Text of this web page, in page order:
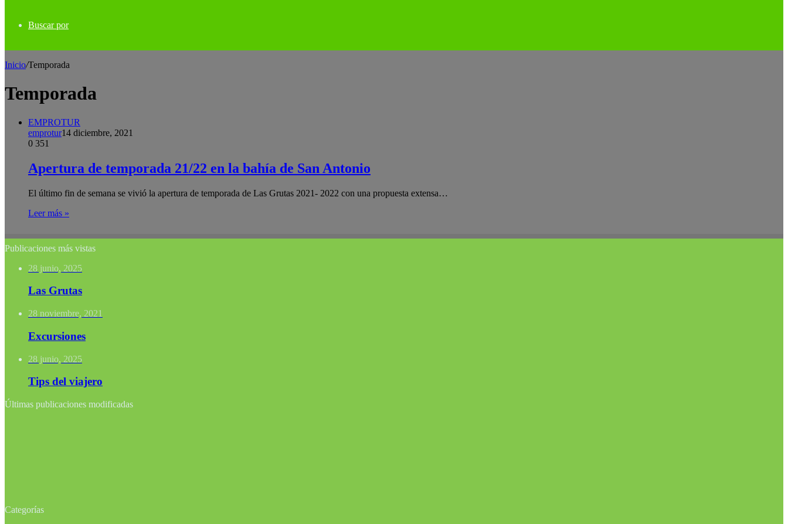
Buscar por
Inicio/Temporada
Temporada
EMPROTUR
emprotur14 diciembre, 2021
0 351
Apertura de temporada 21/22 en la bahía de San Antonio
El último fin de semana se vivió la apertura de temporada de Las Grutas 2021- 2022 con una propuesta extensa…
Leer más »
Publicaciones más vistas
28 junio, 2025
Las Grutas
28 noviembre, 2021
Excursiones
28 junio, 2025
Tips del viajero
Últimas publicaciones modificadas
Categorías